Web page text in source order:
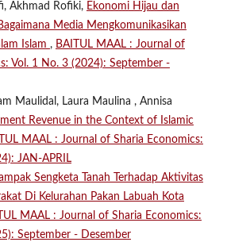
Akhmad Rofiki, Ekonomi Hijau dan
Media Mengkomunikasikan
Islam , BAITUL MAAL : Journal of
Vol. 1 No. 3 (2024): September -
Maulidal, Laura Maulina , Annisa
Revenue in the Context of Islamic
MAAL : Journal of Sharia Economics:
JAN-APRIL
Sengketa Tanah Terhadap Aktivitas
Di Kelurahan Pakan Labuah Kota
MAAL : Journal of Sharia Economics:
September - Desember